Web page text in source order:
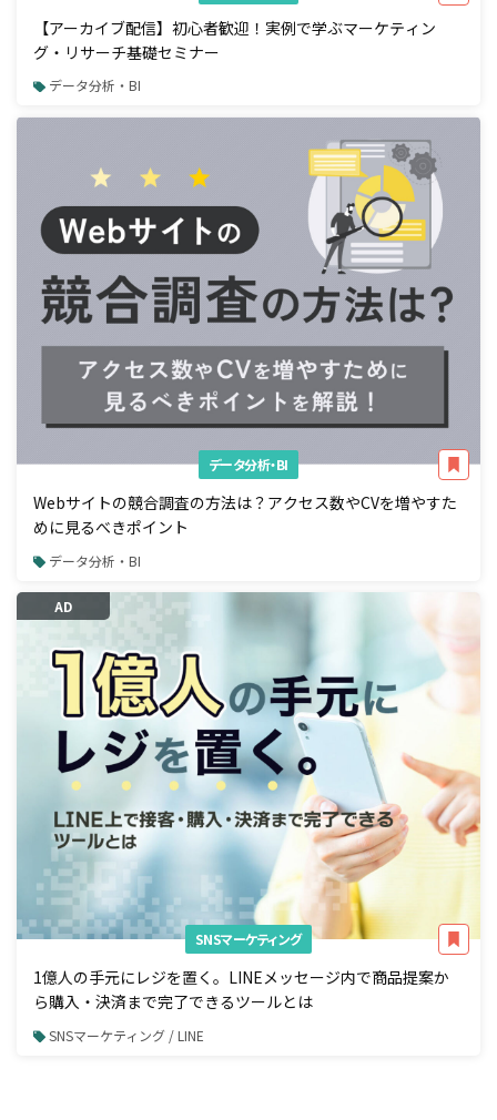
【アーカイブ配信】初心者歓迎！実例で学ぶマーケティン
グ・リサーチ基礎セミナー
データ分析・BI
データ分析・BI
Webサイトの競合調査の方法は？アクセス数やCVを増やすた
めに見るべきポイント
データ分析・BI
AD
SNSマーケティング
1億人の手元にレジを置く。LINEメッセージ内で商品提案か
ら購入・決済まで完了できるツールとは
SNSマーケティング / LINE